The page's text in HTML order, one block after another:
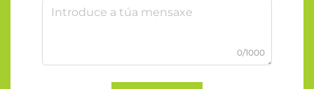
0/1000